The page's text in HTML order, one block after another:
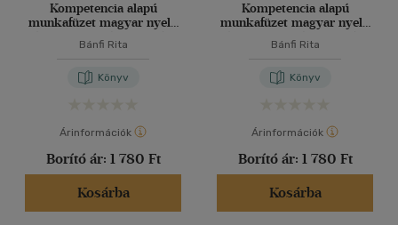
Kompetencia alapú
munkafüzet magyar nyelv
és irodalomból 2. osztály
Bánfi Rita
Könyv
Árinformációk
Borító ár: 1 780 Ft
Kosárba
Kompetencia alapú
munkafüzet magyar nyelv
és irodalomból 3. osztály
Bánfi Rita
Könyv
Árinformációk
Borító ár: 1 780 Ft
Kosárba